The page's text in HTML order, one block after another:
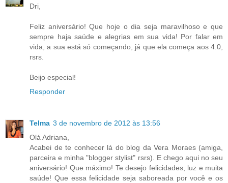
Dri,
Feliz aniversário! Que hoje o dia seja maravilhoso e que
sempre haja saúde e alegrias em sua vida! Por falar em
vida, a sua está só começando, já que ela começa aos 4.0,
rsrs.
Beijo especial!
Responder
Telma 3 de novembro de 2012 às 13:56
Olá Adriana,
Acabei de te conhecer lá do blog da Vera Moraes (amiga,
parceira e minha "blogger stylist" rsrs). E chego aqui no seu
aniversário! Que máximo! Te desejo felicidades, luz e muita
saúde! Que essa felicidade seja saboreada por você e os